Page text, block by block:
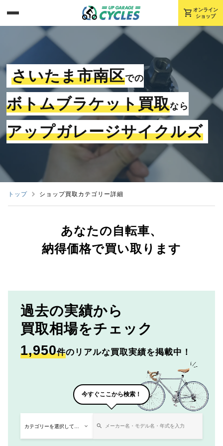
shopping_cart オンライン
ショップ
さいたま市南区での
ボトムブラケット買取なら
アップガレージサイクルズ
トップ ショップ買取カテゴリー詳細
あなたの自転車、
納得価格で買い取ります
過去の実績から
買取相場をチェック
1,950件のリアルな買取実績を掲載中！
今すぐここから検索！